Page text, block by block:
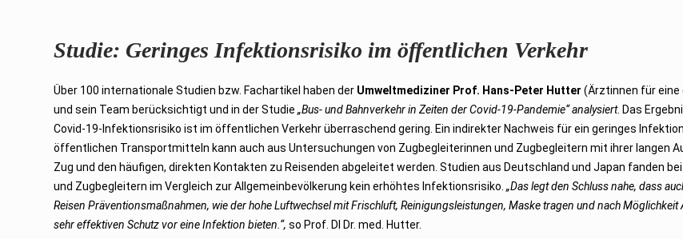
Studie: Geringes Infektionsrisiko im öffentlichen Verkehr
Über 100 internationale Studien bzw. Fachartikel haben der Umweltmediziner Prof. Hans-Peter Hutter(Ärztinnen für
und sein Team berücksichtigt und in der Studie„Bus- und Bahnverkehr in Zeiten der Covid-19-Pandemie“ analysiert. Das
Covid-19-Infektionsrisiko ist im öffentlichen Verkehr überraschend gering. Ein indirekter Nachweis für ein geringes
öffentlichen Transportmitteln kann auch aus Untersuchungen von Zugbegleiterinnen und Zugbegleitern mit ihrer langen
Zug und den häufigen, direkten Kontakten zu Reisenden abgeleitet werden. Studien aus Deutschland und Japan fanden
und Zugbegleitern im Vergleich zur Allgemeinbevölkerung kein erhöhtes Infektionsrisiko.„Das legt den Schluss nahe, dass
Reisen Präventionsmaßnahmen, wie der hohe Luftwechsel mit Frischluft, Reinigungsleistungen, Maske tragen und nach Möglichkeit
sehr effektiven Schutz vor eine Infektion bieten.“,so Prof. DI Dr. med. Hutter.